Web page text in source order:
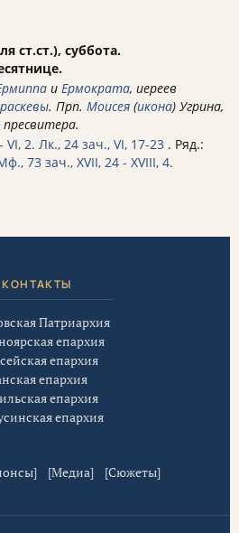
ст.ст.), суббота.
и Ермократа, иереев
. Прп. Моисея (икона) Угрина,
пресвитера.
VI, 2. Лк., 24 зач., VI, 17-23 . Ряд.:
73 зач., XVII, 24 - XVIII, 4.
КОНТАКТЫ
Патриархия
епархия
епархия
епархия
епархия
епархия
] [Медиа] [Сюжеты]